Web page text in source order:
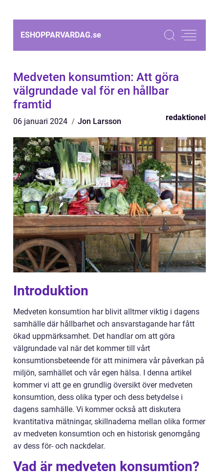
ESHOPPARVARDAG.se
Medveten konsumtion: Att göra
välgrundade val för en hållbar
framtid
06 januari 2024 Jon Larsson redaktionel
Introduktion
Medveten konsumtion har blivit alltmer viktig i dagens
samhälle där hållbarhet och ansvarstagande har fått
ökad uppmärksamhet. Det handlar om att göra
välgrundade val när det kommer till vårt
konsumtionsbeteende för att minimera vår påverkan på
miljön, samhället och vår egen hälsa. I denna artikel
kommer vi att ge en grundlig översikt över medveten
konsumtion, dess olika typer och dess betydelse i
dagens samhälle. Vi kommer också att diskutera
kvantitativa mätningar, skillnaderna mellan olika former
av medveten konsumtion och en historisk genomgång
av dess för- och nackdelar.
Vad är medveten konsumtion?